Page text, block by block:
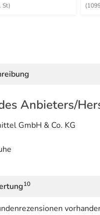
St)
Anbieters/
GmbH & Co. KG
10